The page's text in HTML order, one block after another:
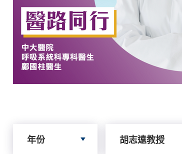
年份 胡志遠教授